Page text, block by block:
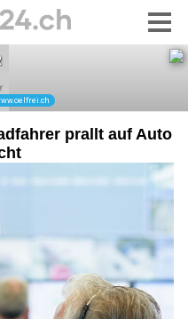
prallt auf Auto